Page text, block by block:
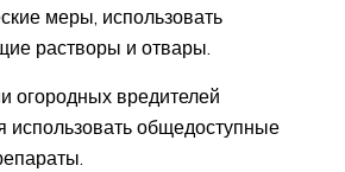
меры, использовать
растворы и отвары.
огородных вредителей
использовать общедоступные